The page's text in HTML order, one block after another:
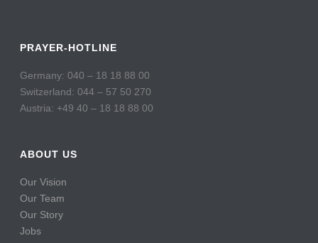
PRAYER-HOTLINE
Germany: 040 – 18 18 88 00
Switzerland: 044 – 57 50 270
Austria: +49 40 – 18 18 88 00
ABOUT US
Our Vision
Our Team
Our Story
Jobs